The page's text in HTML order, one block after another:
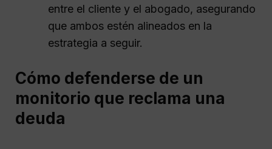
entre el cliente y el abogado, asegurando
que ambos estén alineados en la
estrategia a seguir.
Cómo defenderse de un
monitorio que reclama una
deuda